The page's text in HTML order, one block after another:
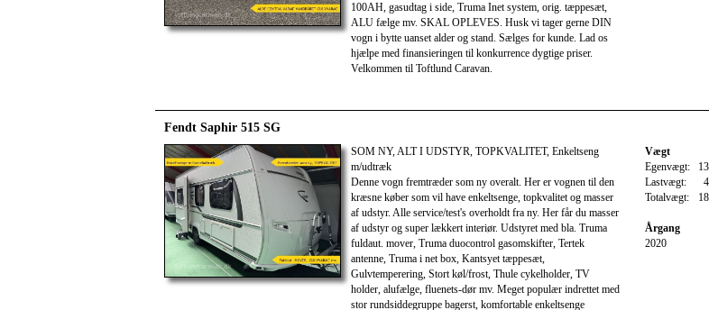
100AH, gasudtag i side, Truma Inet system, orig. tæppesæt,
ALU fælge mv. SKAL OPLEVES. Husk vi tager gerne DIN
vogn i bytte uanset alder og stand. Sælges for kunde. Lad os
hjælpe med finansieringen til konkurrence dygtige priser.
Velkommen til Toftlund Caravan.
Fendt Saphir 515 SG
SOM NY, ALT I UDSTYR, TOPKVALITET, Enkeltseng
m/udtræk
Denne vogn fremtræder som ny overalt. Her er vognen til den
kræsne køber som vil have enkeltsenge, topkvalitet og masser
af udstyr. Alle service/test's overholdt fra ny. Her får du masser
af udstyr og super lækkert interiør. Udstyret med bla. Truma
fuldaut. mover, Truma duocontrol gasomskifter, Tertek
antenne, Truma i net box, Kantsyet tæppesæt,
Gulvtemperering, Stort køl/frost, Thule cykelholder, TV
holder, alufælge, fluenets-dør mv. Meget populær indrettet med
stor rundsiddegruppe bagerst, komfortable enkeltsenge
Vægt
Egenvægt:
Lastvægt:
Totalvægt:
Årgang
2020